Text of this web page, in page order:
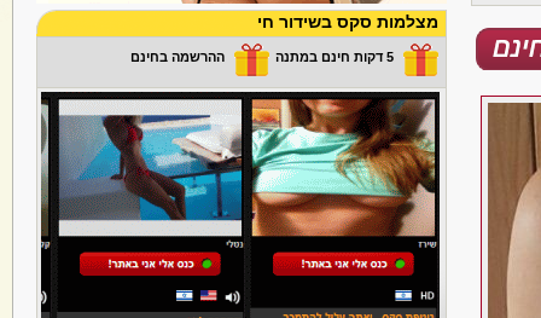
מצלמות סקס בשידור חי
5 דקות חינם במתנה ההרשמה בחינם